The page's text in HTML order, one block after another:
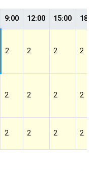
9:00 12:00 15:00
2 2 2 2
2 2 2 2
2 2 2 2